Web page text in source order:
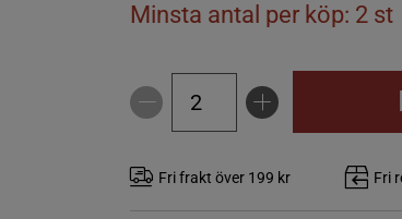
Minsta antal per köp: 2 st
Fri frakt över 199 kr Fri